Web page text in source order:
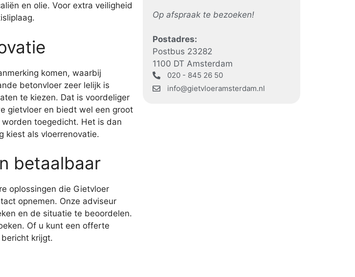
en olie. Voor extra veiligheid
komen, waarbij
betonvloer zeer lelijk is
te kiezen. Dat is voordeliger
gietvloer en biedt wel een groot
toegedicht. Het is dan
kiest als vloerrenovatie.
betaalbaar
oplossingen die Gietvloer
opnemen. Onze adviseur
en de situatie te beoordelen.
Of u kunt een offerte
krijgt.
Op afspraak te bezoeken!
Postadres:
Postbus 23282
1100 DT Amsterdam
020 - 845 26 50
info@gietvloeramsterdam.nl